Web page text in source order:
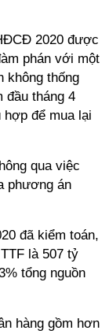
2020 được
phán với một
không thống
đầu tháng 4
để mua lại
qua việc
phương án
đã kiểm toán,
là 507 tỷ
tổng nguồn
hàng gồm hơn